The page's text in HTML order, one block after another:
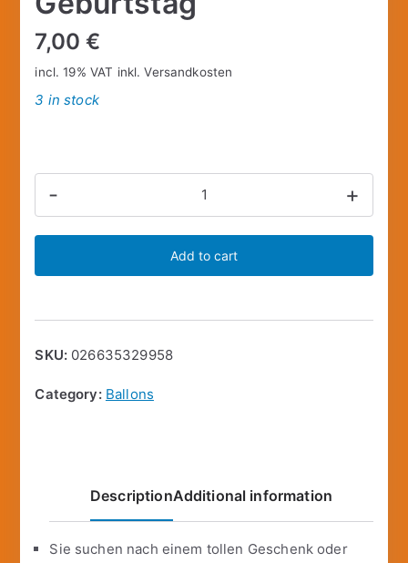
7,00€
incl. 19% VAT inkl.Versandkosten
3 in stock
-
-
X
Heliumballon,
+
Add to cart
SKU: 026635329958
Category: Ballons
DescriptionAdditional information
Sie suchen nach einem tollen Geschenk oder